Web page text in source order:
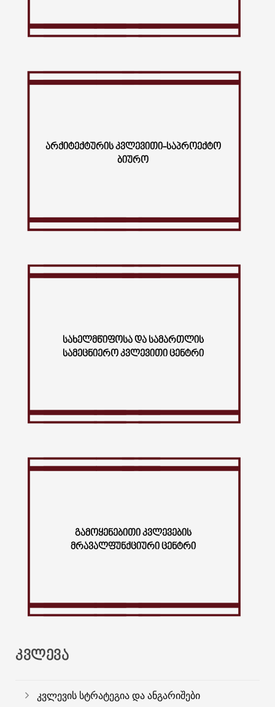
ᲐᲠᲥᲘᲢᲔᲥᲢᲣᲠᲘᲡ ᲙᲕᲚᲔᲕᲘᲗᲘ-ᲡᲐᲞᲠᲝᲔᲥᲢᲝ
ᲑᲘᲣᲠᲝ
ᲡᲐᲮᲔᲚᲛᲬᲘᲤᲝᲡᲐ ᲓᲐ ᲡᲐᲛᲐᲠᲗᲚᲘᲡ
ᲡᲐᲛᲔᲪᲜᲘᲔᲠᲝ ᲙᲕᲚᲔᲕᲘᲗᲘ ᲪᲔᲜᲢᲠᲘ
ᲒᲐᲛᲝᲧᲔᲜᲔᲑᲘᲗᲘ ᲙᲕᲚᲔᲕᲔᲑᲘᲡ
ᲛᲠᲐᲕᲐᲚᲤᲣᲜᲥᲪᲘᲣᲠᲘ ᲪᲔᲜᲢᲠᲘ
ᲙᲕᲚᲔᲕᲐ
კვლევის სტრატეგია და ანგარიშები